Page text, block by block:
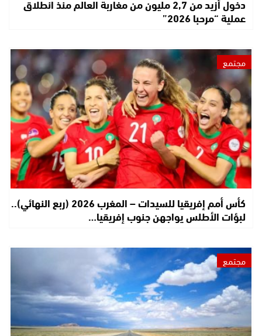
دخول أزيد من 2,7 مليون من مغاربة العالم منذ انطلاق
عملية “مرحبا 2026”
مجتمع
كأس أمم إفريقيا للسيدات – المغرب 2026 (ربع النهائي)..
لبؤات الأطلس يواجهن جنوب إفريقيا…
مجتمع